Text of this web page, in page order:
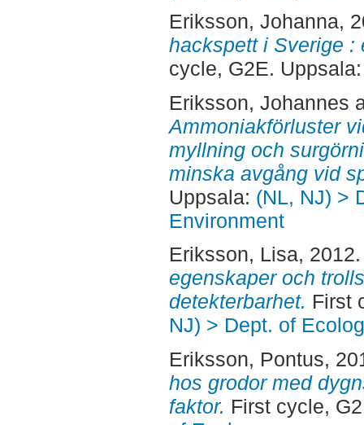
Eriksson, Johanna,
hackspett i Sverige :
cycle, G2E.
Eriksson, Johannes
Ammoniakförluster
myllning och
minska avgång vid
Uppsala: (NL, NJ) >
Environment
Eriksson, Lisa,
egenskaper och
detekterbarhet. First
NJ) > Dept. of
Eriksson, Pontus,
hos grodor med
faktor. First cycle,